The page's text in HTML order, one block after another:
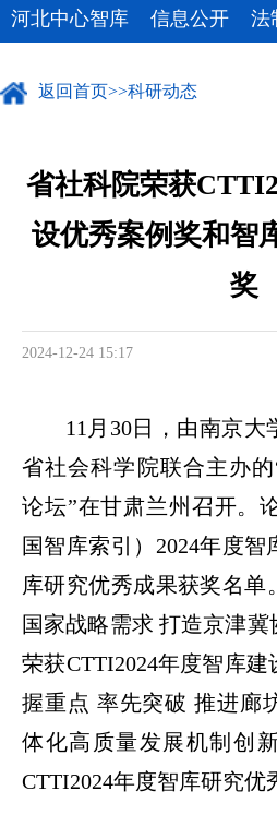
河北中心智库 信息公开 法
返回首页>>科研动态
省社科院荣获
设优秀案例奖和智
奖
2024-12-24 15:17
11月30日，由南京
省社会科学院联合主办的
论坛”在甘肃兰州召开。
国智库索引）2024年度
库研究优秀成果获奖名单
国家战略需求 打造京津冀
荣获CTTI2024年度智库
握重点 率先突破 推进廊
体化高质量发展机制创
CTTI2024年度智库研究优